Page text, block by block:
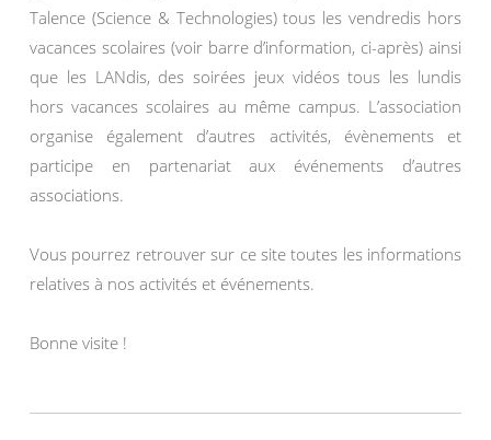
Talence (Science & Technologies) tous les vendredis hors
vacances scolaires (voir barre d’information, ci-après) ainsi
que les LANdis, des soirées jeux vidéos tous les lundis
hors vacances scolaires au même campus. L’association
organise également d’autres activités, évènements et
participe en partenariat aux événements d’autres
associations.
Vous pourrez retrouver sur ce site toutes les informations
relatives à nos activités et événements.
Bonne visite !